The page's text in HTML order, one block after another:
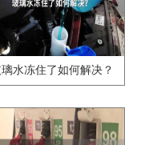
水冻住了如何解决？